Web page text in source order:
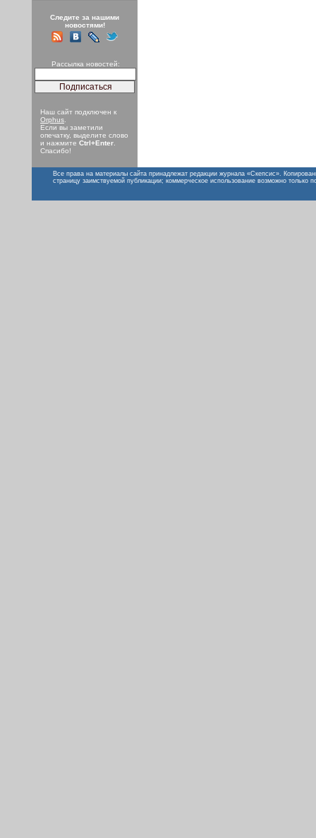
Следите за нашими
новостями!
Рассылка новостей:
Наш сайт подключен к
Orphus
Если вы заметили
опечатку, выделите слово
и нажмите Ctrl+Enter
Спасибо!
Все права на материалы сайта принадлежат редакции журнала «Скепсис».
страницу заимствуемой публикации; коммерческое использование возможно только